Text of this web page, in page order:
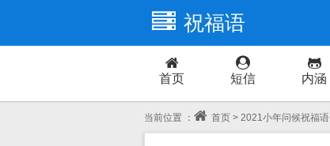
祝福语
首页 短信 内涵
当前位置 ： 首页 > 2021小年问候祝福语